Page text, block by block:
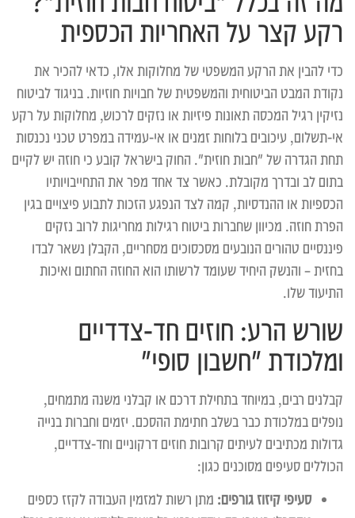
רקע קצר על האחריות הכספית
כדי להבין את הרקע המשפטי של מחלוקות אלו, כדאי להכיר את
נקודת המבט הביטוחית והמשפטית של חבויות חוזיות. בניגוד לביטוח
נזיקין רגיל המכסה תאונות פיזיות או נזקים לרכוש, מחלוקות על רקע
אי-תשלום, עיכובים בלוחות זמנים או אי-עמידה במפרט טכני נכנסות
תחת הגדרה של "חבות חוזית". החוק בישראל קובע כי חוזה יש לקיים
בתום לב ובדרך מקובלת. כאשר צד אחד מפר את התחייבויותיו
הכספיות או ההנדסיות, קמה לצד הנפגע הזכות לתבוע פיצויים בגין
הפרת חוזה. מכיוון שחברות ביטוח רגילות מחריגות לרוב נזקים
פיננסיים טהורים הנובעים מסכסוכים מסחריים, הקבלן נשאר לבדו
בחזית – והנשק היחיד שעומד לרשותו הוא החוזה החתום ואיכות
התיעוד שלו.
שורש הרע: חוזים חד-צדדיים
ומלכודת "חשבון סופי"
קבלנים רבים, במיוחד בתחילת דרכם או קבלני משנה מתמחים,
נופלים במלכודת כבר בשלב חתימת ההסכם. יזמים וחברות בנייה
גדולות מכתיבים לעיתים קרובות חוזים דרקוניים וחד-צדדיים,
הכוללים סעיפים מסוכנים כגון:
סעיפי קיזוז גורפים: מתן רשות למזמין העבודה לקזז כספים